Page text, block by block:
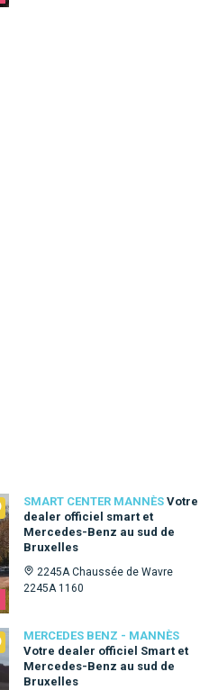
SMART CENTER MANNÈS Votre
dealer officiel smart et
Mercedes-Benz au sud de
Bruxelles
2245A Chaussée de Wavre
2245A 1160
MERCEDES BENZ - MANNÈS
Votre dealer officiel Smart et
Mercedes-Benz au sud de
Bruxelles